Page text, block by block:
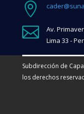


Av.
Lima 33 -
Subdirección de
los derechos